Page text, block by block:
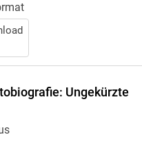
Ungekürzte